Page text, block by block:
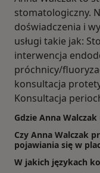
stomatologiczny.
doświadczenia i
usługi takie jak:
interwencja
próchnicy/
konsultacja
Konsultacja
Gdzie Anna
Czy Anna Walczak
pojawiania się w
W jakich językach